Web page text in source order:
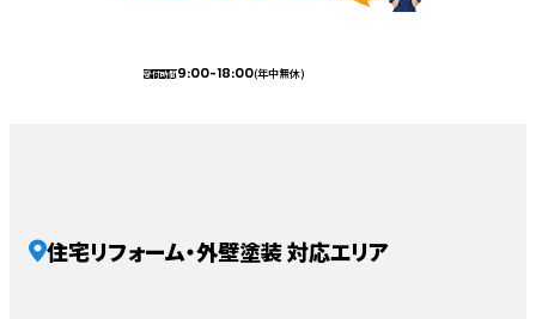
受付時間9:00-18:00(年中無休)
住宅リフォーム・外壁塗装 対応エリア